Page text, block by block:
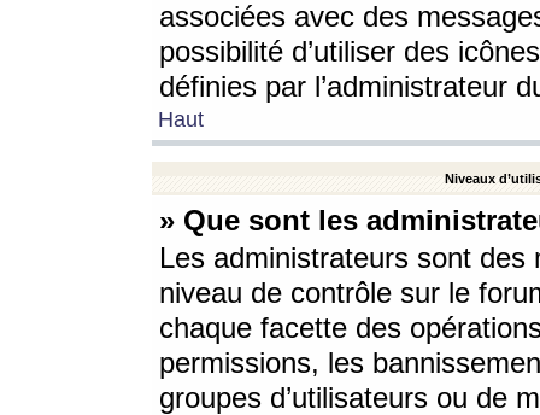
associées avec des
possibilité d’utiliser des
définies par l’administrateur
Haut
Niveaux
» Que sont les
Les administrateurs sont
niveau de contrôle sur le
chaque facette des
permissions, les
groupes d’utilisateurs ou de